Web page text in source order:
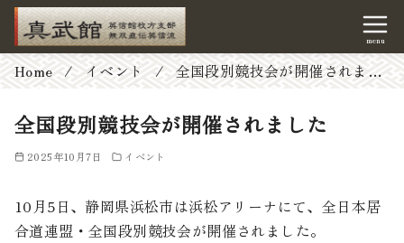
コ
ン
Home イベント 全国段別競技会が開催されました
全国段別競技会が開催されました
2025年10月7日 イベント
10月5日、静岡県浜松市は浜松アリーナにて、全日本居
合道連盟・全国段別競技会が開催されました。